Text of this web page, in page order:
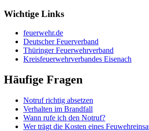
Wichtige Links
feuerwehr.de
Deutscher Feuerverband
Thüringer Feuerwehrverband
Kreisfeuerwehrverbandes Eisenach
Häufige Fragen
Notruf richtig absetzen
Verhalten im Brandfall
Wann rufe ich den Notruf?
Wer trägt die Kosten eines